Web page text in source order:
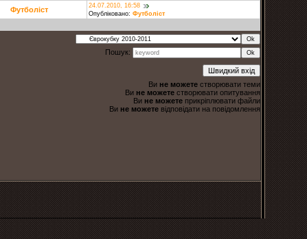
Футболіст
24.07.2010, 16:58
Опубліковано: Футболіст
Пошук:
Ви не можете створювати теми
Ви не можете створювати опитування
Ви не можете прикріплювати файли
Ви не можете відповідати на повідомлення